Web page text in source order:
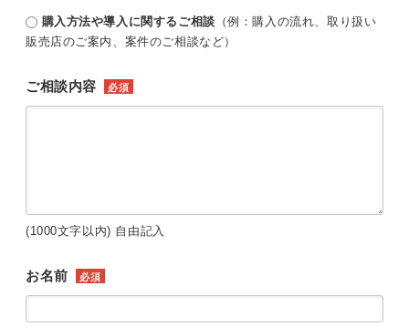
購入方法や導入に関するご相談 （例：購入の流れ、取り扱い
販売店のご案内、案件のご相談など）
ご相談内容 必須
(1000文字以内) 自由記入
お名前 必須